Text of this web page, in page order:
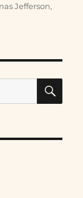
Jefferson,